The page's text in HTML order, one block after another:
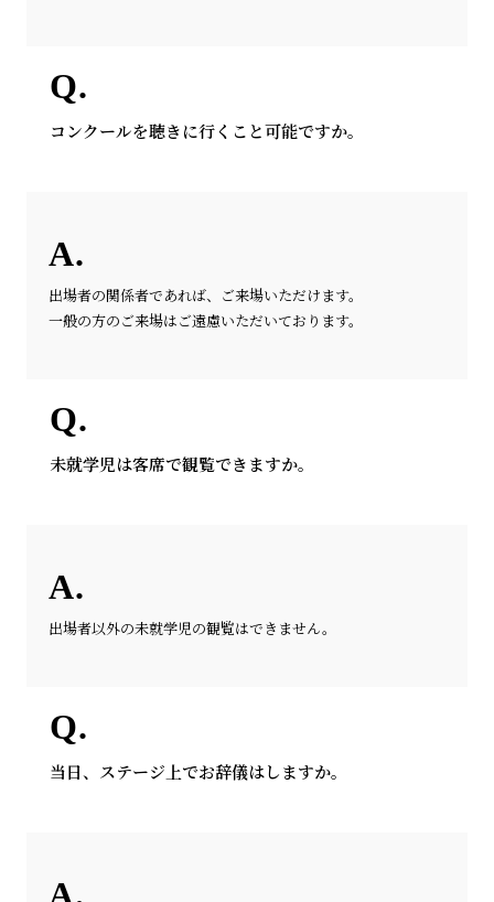
コンクールを聴きに行くこと可能ですか。
出場者の関係者であれば、ご来場いただけます。
一般の方のご来場はご遠慮いただいております。
未就学児は客席で観覧できますか。
出場者以外の未就学児の観覧はできません。
当日、ステージ上でお辞儀はしますか。